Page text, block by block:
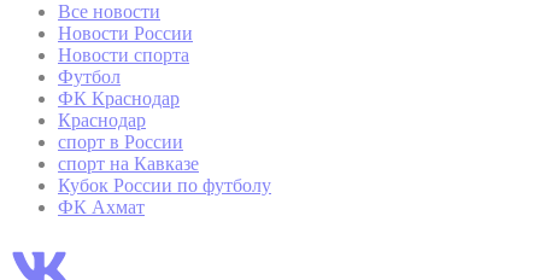
Все новости
Новости России
Новости спорта
Футбол
ФК Краснодар
Краснодар
спорт в России
спорт на Кавказе
Кубок России по футболу
ФК Ахмат